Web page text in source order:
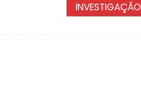
INVESTIGAÇÃO